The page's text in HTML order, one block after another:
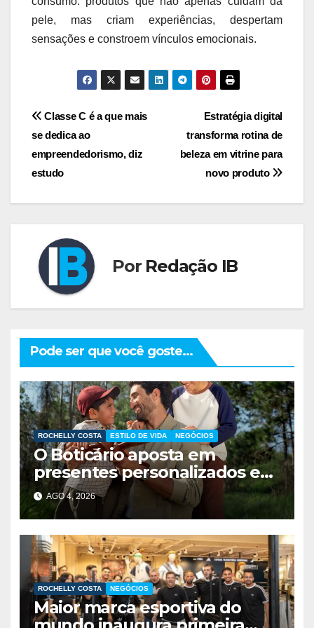
pele, mas criam experiências, despertam
sensações e constroem vínculos emocionais.
Navegação
de
Post
Estratégia digital
transforma rotina de
beleza em vitrine para
novo produto
Classe C é a que mais
se dedica ao
empreendedorismo, diz
estudo
Por Redação IB
Pode ser que você goste...
ROCHELLY COSTA ESTILO DE VIDA NEGÓCIOS
O Boticário aposta em
presentes personalizados e
descontos para conquistar
consumidores no Dia dos Pais
AGO 4, 2026
ROCHELLY COSTA NEGÓCIOS
Maior marca esportiva do